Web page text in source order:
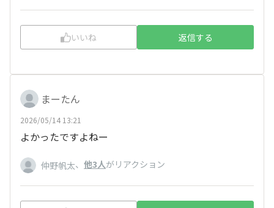
いいね 返信する
まーたん
2026/05/14 13:21
よかったですよねー
仲野帆太、 他3人がリアクション